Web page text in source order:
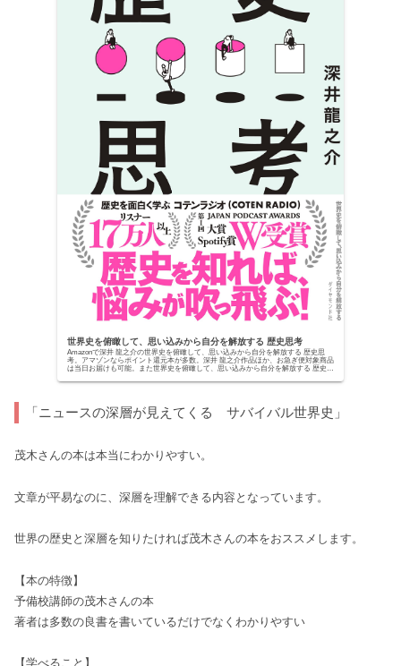
世界史を俯瞰して、思い込みから自分を解放する 歴史思考
Amazonで深井 龍之介の世界史を俯瞰して、思い込みから自分を解放する 歴史思
考。アマゾンならポイント還元本が多数。深井 龍之介作品ほか、お急ぎ便対象商品
は当日お届けも可能。また世界史を俯瞰して、思い込みから自分を解放する 歴史思
「ニュースの深層が見えてくる サバイバル世界史」
茂木さんの本は本当にわかりやすい。
文章が平易なのに、深層を理解できる内容となっています。
世界の歴史と深層を知りたければ茂木さんの本をおススメします。
【本の特徴】
予備校講師の茂木さんの本
著者は多数の良書を書いているだけでなくわかりやすい
【学べること】